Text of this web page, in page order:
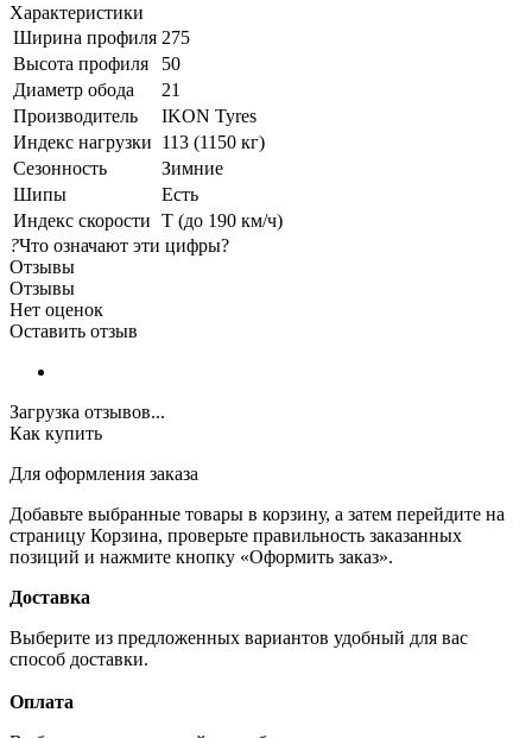
Характеристики
Ширина профиля 275
Высота профиля
50
Диаметр обода
21
Производитель
IKON Tyres
Индекс нагрузки 113 (1150 кг)
Сезонность
Зимние
Шипы
Есть
Индекс скорости T (до 190 км/ч)
?Что означают эти цифры?
Отзывы
Отзывы
Нет оценок
Оставить отзыв
Загрузка отзывов...
Как купить
Для оформления заказа
Добавьте выбранные товары в корзину, а затем перейдите на
страницу Корзина, проверьте правильность заказанных
позиций и нажмите кнопку «Оформить заказ».
Доставка
Выберите из предложенных вариантов удобный для вас
способ доставки.
Оплата